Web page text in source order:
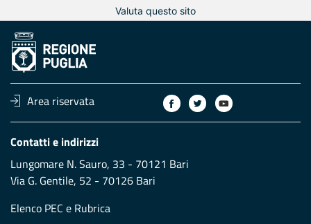
Valuta questo sito
Area riservata
Contatti e indirizzi
Lungomare N. Sauro, 33 - 70121 Bari
Via G. Gentile, 52 - 70126 Bari
Elenco PEC e Rubrica